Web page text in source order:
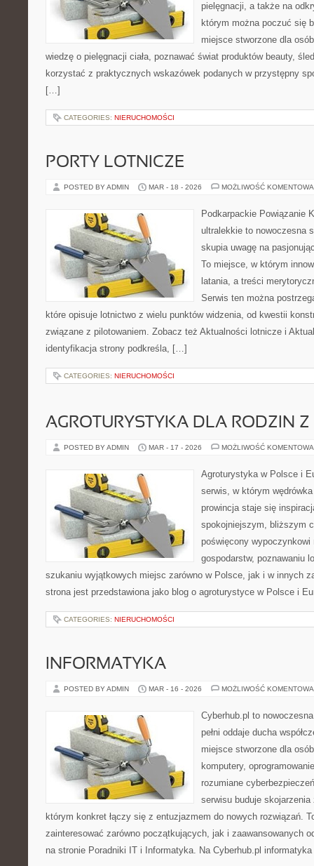
pielęgnacji, a także na
którym można poczuć się
miejsce stworzone dla
wiedzę o pielęgnacji ciała, poznawać świat produktów beauty,
korzystać z praktycznych wskazówek podanych w przystępny
[…]
CATEGORIES: NIERUCHOMOŚCI
PORTY LOTNICZE
POSTED BY ADMIN MAR - 18 - 2026 MOŻLIWOŚĆ
Podkarpackie Powiązanie
ultralekkie to nowoczesna
skupia uwagę na
To miejsce, w którym
latania, a treści
Serwis ten można
które opisuje lotnictwo z wielu punktów widzenia, od kwestii
związane z pilotowaniem. Zobacz też Aktualności lotnicze i
identyfikacja strony podkreśla, […]
CATEGORIES: NIERUCHOMOŚCI
AGROTURYSTYKA DLA RODZIN
POSTED BY ADMIN MAR - 17 - 2026 MOŻLIWOŚĆ
Agroturystyka w Polsce i
serwis, w którym
prowincja staje się
spokojniejszym, bliższym
poświęcony wypoczynkowi
gospodarstw, poznawaniu
szukaniu wyjątkowych miejsc zarówno w Polsce, jak i w innych
strona jest przedstawiona jako blog o agroturystyce w Polsce i
CATEGORIES: NIERUCHOMOŚCI
INFORMATYKA
POSTED BY ADMIN MAR - 16 - 2026 MOŻLIWOŚĆ
Cyberhub.pl to
pełni oddaje ducha
miejsce stworzone dla
komputery,
rozumiane
serwisu buduje
którym konkret łączy się z entuzjazmem do nowych rozwiązań.
zainteresować zarówno początkujących, jak i zaawansowanych
na stronie Poradniki IT i Informatyka. Na Cyberhub.pl